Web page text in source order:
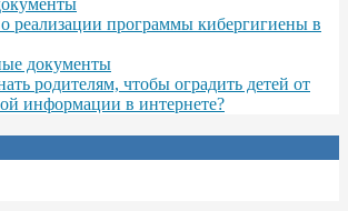
реализации программы кибергигиены в
документы
родителям, чтобы оградить детей от
информации в интернете?